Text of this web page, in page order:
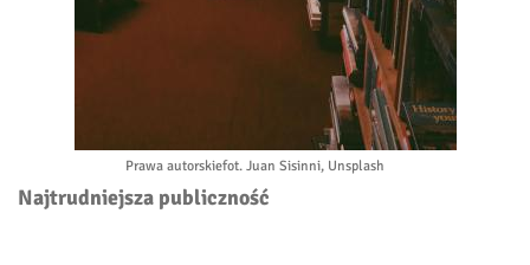
Prawa autorskiefot. Juan Sisinni, Unsplash
Najtrudniejsza publiczność